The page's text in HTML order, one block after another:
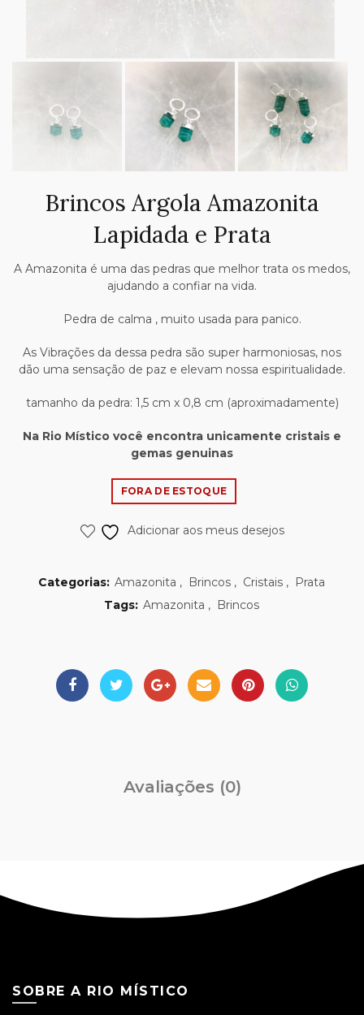
Brincos Argola Amazonita
Lapidada e Prata
A Amazonita é uma das pedras que melhor trata os medos,
ajudando a confiar na vida.
Pedra de calma , muito usada para panico.
As Vibrações da dessa pedra são super harmoniosas, nos
dão uma sensação de paz e elevam nossa espiritualidade.
tamanho da pedra: 1,5 cm x 0,8 cm (aproximadamente)
Na Rio Místico você encontra unicamente cristais e
gemas genuinas
FORA DE ESTOQUE
Adicionar aos meus desejos
Categorias: Amazonita , Brincos , Cristais , Prata
Tags: Amazonita , Brincos
Avaliações (0)
SOBRE A RIO MÍSTICO